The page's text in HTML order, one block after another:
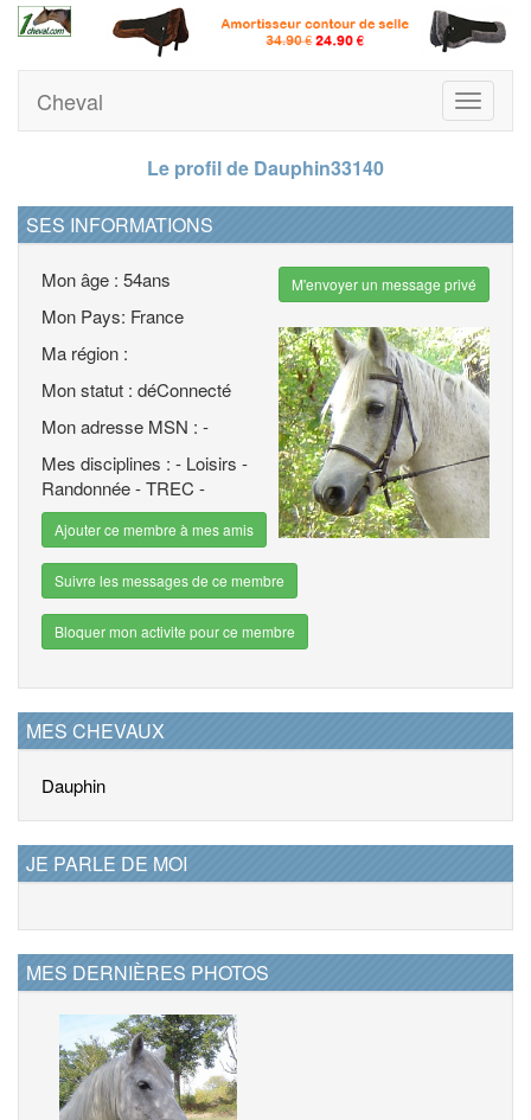
Toggle
Cheval
Le profil de Dauphin33140
SES INFORMATIONS
Mon âge : 54ans
Mon Pays: France
Ma région :
Mon statut : déConnecté
Mon adresse MSN : -
Mes disciplines : - Loisirs -
Randonnée - TREC -
Ajouter ce membre à mes amis
Suivre les messages de ce membre
Bloquer mon activite pour ce membre
M'envoyer un message privé
MES CHEVAUX
Dauphin
JE PARLE DE MOI
MES DERNIÈRES PHOTOS